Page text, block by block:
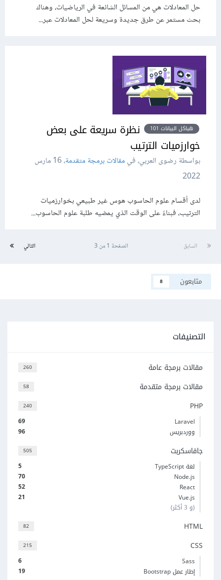
حل المعادلات هي من المسائل الشائعة في الرياضيات، وهناك
بحث مستمر عن طرق جديدة وسريعة لحل المعادلات عبر...
هياكل البيانات 101
نظرة سريعة على بعض
خوارزميات الترتيب
بواسطة رضوى العربي، فيمقالات برمجة متقدمة،
16 مارس
2022
لدى أقسام علوم الحاسوب هوس غير طبيعي بخوارزميات
الترتيب، فبناءً على الوقت الذي يمضيه طلبة علوم الحاسوب...
السابق التالي الصفحة 1 من 3
متابعون 8
التصنيفات
260 مقالات برمجة عامة
58 مقالات برمجة متقدمة
240 PHP
69
Laravel
96
ووردبريس
505 جافاسكربت
5
لغة TypeScript
70
Node.js
52
React
21
Vue.js
(و 3 أكثر)
82 HTML
215 CSS
6
Sass
19
إطار عمل Bootstrap